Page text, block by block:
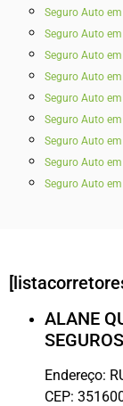
Seguro Auto
Seguro Auto
Seguro Auto
Seguro Auto
Seguro Auto
Seguro Auto
Seguro Auto
Seguro Auto
Seguro Auto
ALANE
Endereço:
CEP: